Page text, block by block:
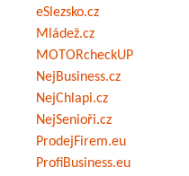
eSlezsko.cz
Mládež.cz
MOTORcheckUP
NejBusiness.cz
NejChlapi.cz
NejSenioři.cz
ProdejFirem.eu
ProfiBusiness.eu